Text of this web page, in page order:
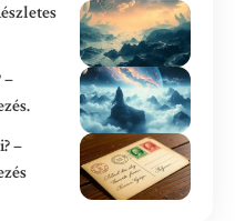
–
–